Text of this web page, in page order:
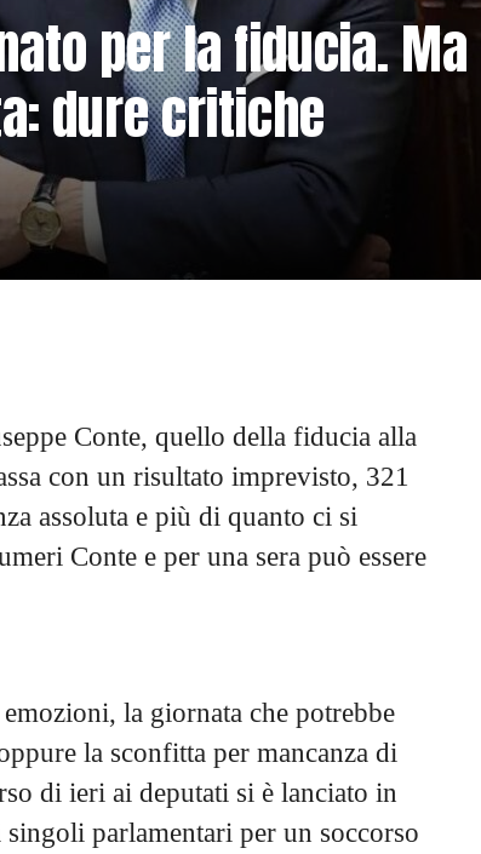
per la fiducia.
dure critiche
Conte, quello della fiducia alla
con un risultato imprevisto, 321
assoluta e più di quanto ci si
Conte e per una sera può essere
la giornata che potrebbe
la sconfitta per mancanza di
di ieri ai deputati si è lanciato in
parlamentari per un soccorso